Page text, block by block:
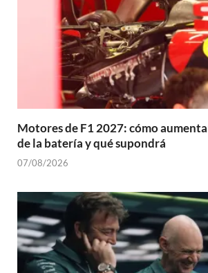
Motores de F1 2027: cómo
de la batería y qué supondrá
07/08/2026